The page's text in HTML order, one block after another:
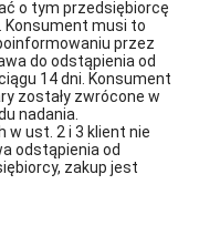
o tym przedsiębiorcę
Konsument musi to
przez
do odstąpienia od
14 dni. Konsument
zostały zwrócone w
nadania.
w ust. 2 i 3 klient nie
odstąpienia od
zakup jest